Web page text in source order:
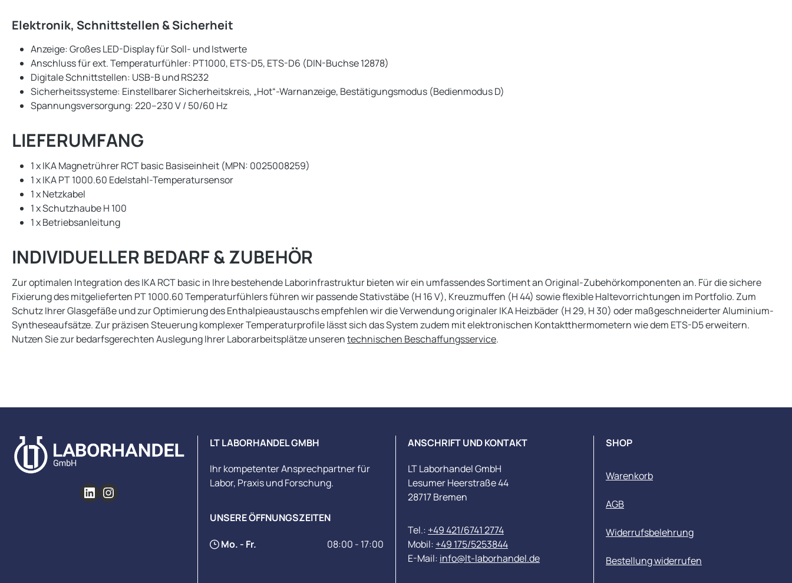
Elektronik, Schnittstellen & Sicherheit
Anzeige: Großes LED-Display für Soll- und Istwerte
Anschluss für ext. Temperaturfühler: PT1000, ETS-D5, ETS-D6 (DIN-Buchse 12878)
Digitale Schnittstellen: USB-B und RS232
Sicherheitssysteme: Einstellbarer Sicherheitskreis, „Hot“-Warnanzeige, Bestätigungsmodus (Bedienmodus D)
Spannungsversorgung: 220–230 V / 50/60 Hz
LIEFERUMFANG
1 x IKA Magnetrührer RCT basic Basiseinheit (MPN: 0025008259)
1 x IKA PT 1000.60 Edelstahl-Temperatursensor
1 x Netzkabel
1 x Schutzhaube H 100
1 x Betriebsanleitung
INDIVIDUELLER BEDARF & ZUBEHÖR
Zur optimalen Integration des IKA RCT basic in Ihre bestehende Laborinfrastruktur bieten wir ein umfassendes Sortiment an Original-Zubehörkomponenten an. Für die sichere
Fixierung des mitgelieferten PT 1000.60 Temperaturfühlers führen wir passende Stativstäbe (H 16 V), Kreuzmuffen (H 44) sowie flexible Haltevorrichtungen im Portfolio. Zum
Schutz Ihrer Glasgefäße und zur Optimierung des Enthalpieaustauschs empfehlen wir die Verwendung originaler IKA Heizbäder (H 29, H 30) oder maßgeschneiderter Aluminium-
Syntheseaufsätze. Zur präzisen Steuerung komplexer Temperaturprofile lässt sich das System zudem mit elektronischen Kontaktthermometern wie dem ETS-D5 erweitern.
Nutzen Sie zur bedarfsgerechten Auslegung Ihrer Laborarbeitsplätze unserentechnischen Beschaffungsservice.
LT LABORHANDEL GMBH
Ihr kompetenter Ansprechpartner für
Labor, Praxis und Forschung.
UNSERE ÖFFNUNGSZEITEN
Mo. - Fr. 08:00 - 17:00
ANSCHRIFT UND KONTAKT
LT Laborhandel GmbH
Lesumer Heerstraße 44
28717 Bremen
Tel.: +49 421/6741 2774
Mobil: +49 175/5253844
E-Mail: info@lt-laborhandel.de
SHOP
Warenkorb
AGB
Widerrufsbelehrung
Bestellung widerrufen